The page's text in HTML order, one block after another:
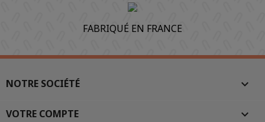
FABRIQUÉ EN FRANCE
NOTRE SOCIÉTÉ 
VOTRE COMPTE 